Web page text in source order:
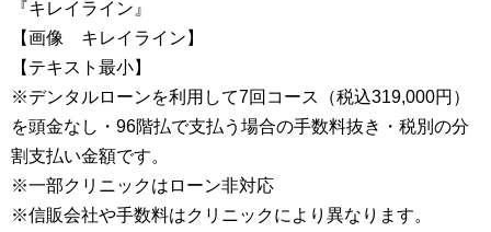
『キレイライン』
【画像 キレイライン】
【テキスト最小】
※デンタルローンを利用して7回コース（税込319,000円）
を頭金なし・96階払で支払う場合の手数料抜き・税別の分
割支払い金額です。
※一部クリニックはローン非対応
※信販会社や手数料はクリニックにより異なります。